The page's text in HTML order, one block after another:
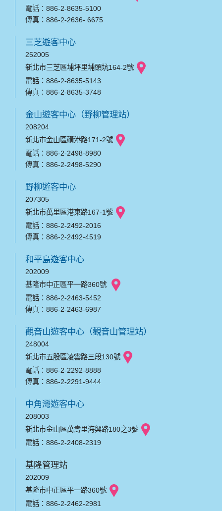
電話：886-2-8635-5100
傳真：886-2-2636- 6675
三芝遊客中心
252005
新北市三芝區埔坪里埔頭坑164-2號
電話：886-2-8635-5143
傳真：886-2-8635-3748
金山遊客中心（野柳管理站）
208204
新北市金山區磺港路171-2號
電話：886-2-2498-8980
傳真：886-2-2498-5290
野柳遊客中心
207305
新北市萬里區港東路167-1號
電話：886-2-2492-2016
傳真：886-2-2492-4519
和平島遊客中心
202009
基隆市中正區平一路360號
電話：886-2-2463-5452
傳真：886-2-2463-6987
觀音山遊客中心（觀音山管理站）
248004
新北市五股區凌雲路三段130號
電話：886-2-2292-8888
傳真：886-2-2291-9444
中角灣遊客中心
208003
新北市金山區萬壽里海興路180之3號
電話：886-2-2408-2319
基隆管理站
202009
基隆市中正區平一路360號
電話：886-2-2462-2981